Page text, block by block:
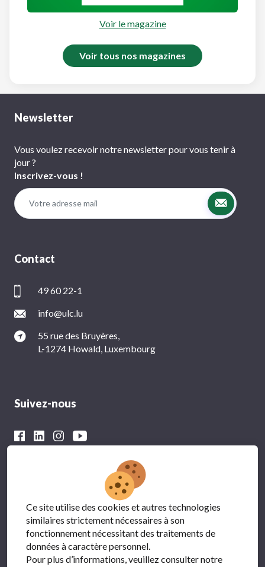
Voir le magazine
Voir tous nos magazines
Newsletter
Vous voulez recevoir notre newsletter pour vous tenir à
jour ?
Inscrivez-vous !
Contact
49 60 22-1
info@ulc.lu
55 rue des Bruyères,
L-1274 Howald, Luxembourg
Suivez-nous
Avec le soutien financier du
Ce site utilise des cookies et autres technologies
similaires strictement nécessaires à son
fonctionnement nécessitant des traitements de
données à caractère personnel.
Pour plus d’informations, veuillez consulter notre